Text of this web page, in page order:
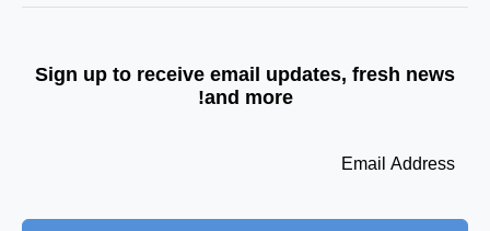
Sign up to receive email updates, fresh news
and more!